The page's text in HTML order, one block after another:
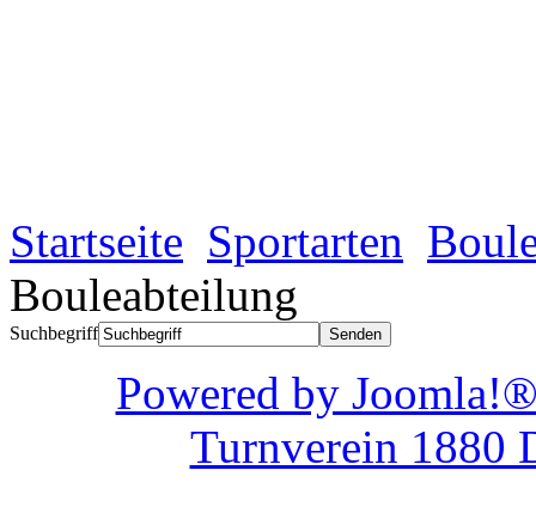
Startseite Sportarten
Bouleabteilung
Suchbegriff
Powered by
Turnverein